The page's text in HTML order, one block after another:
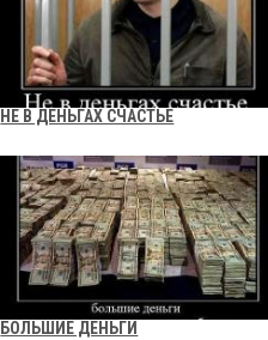
НЕ В ДЕНЬГАХ СЧАСТЬЕ
БОЛЬШИЕ ДЕНЬГИ